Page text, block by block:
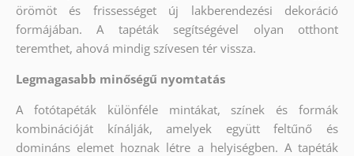
örömöt és frissességet új lakberendezési dekoráció
formájában. A tapéták segítségével olyan otthont
teremthet, ahová mindig szívesen tér vissza.
Legmagasabb minőségű nyomtatás
A fotótapéták különféle mintákat, színek és formák
kombinációját kínálják, amelyek együtt feltűnő és
domináns elemet hoznak létre a helyiségben. A tapéták